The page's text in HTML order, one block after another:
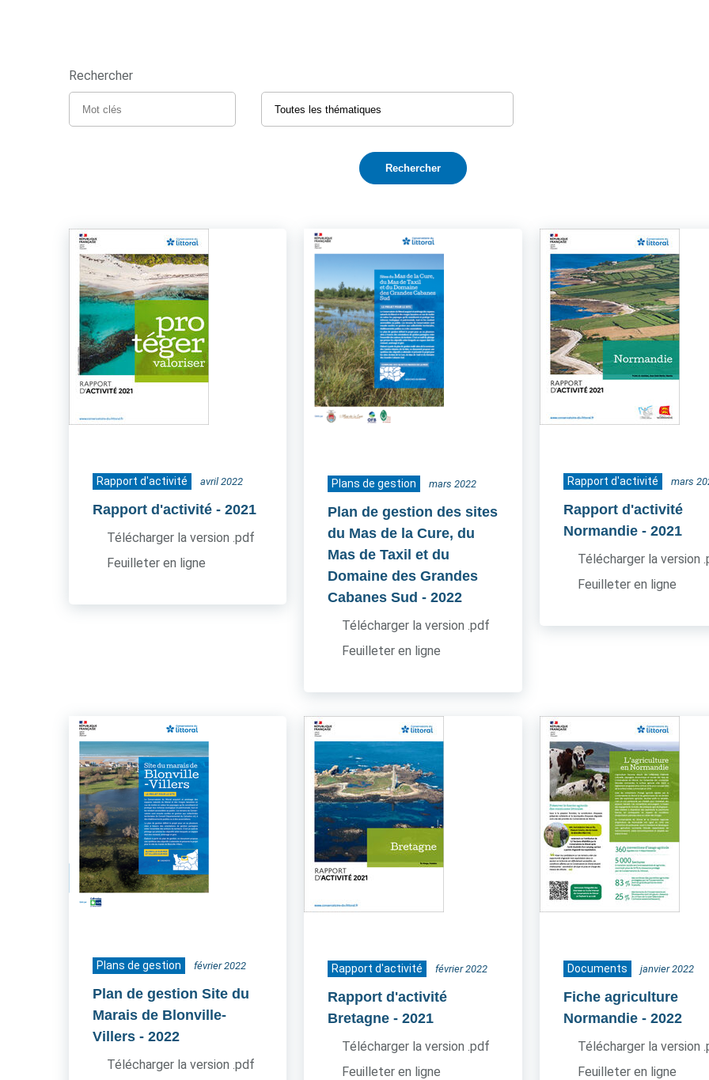
Rechercher
Rapport d'activité avril 2022
Rapport d'activité - 2021
Télécharger la version .pdf
Feuilleter en ligne
Plans de gestion mars 2022
Plan de gestion des sites
du Mas de la Cure, du
Mas de Taxil et du
Domaine des Grandes
Cabanes Sud - 2022
Télécharger la version .pdf
Feuilleter en ligne
Rapport d'activité mars
Rapport d'activité
Normandie - 2021
Télécharger la version
Feuilleter en ligne
Plans de gestion février 2022
Plan de gestion Site du
Marais de Blonville-
Villers - 2022
Télécharger la version .pdf
Rapport d'activité février 2022
Rapport d'activité
Bretagne - 2021
Télécharger la version .pdf
Feuilleter en ligne
Documents janvier 2022
Fiche agriculture
Normandie - 2022
Télécharger la version
Feuilleter en ligne